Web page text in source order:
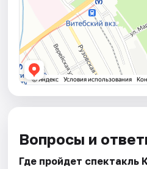
Вопросы и
Где пройдет спектакль